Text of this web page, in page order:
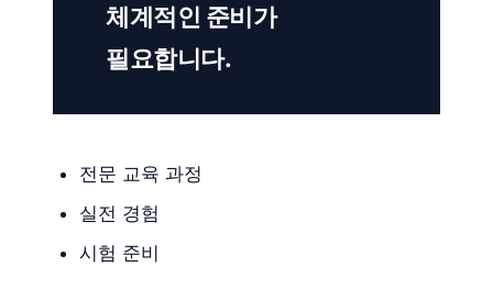
체계적인 준비가
필요합니다.
전문 교육 과정
실전 경험
시험 준비